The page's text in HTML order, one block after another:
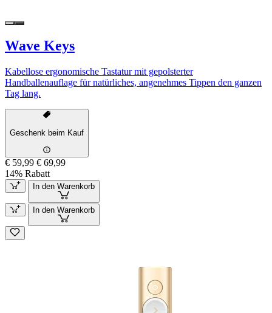
Wave Keys
Kabellose ergonomische Tastatur mit gepolsterter
Handballenauflage für natürliches, angenehmes Tippen den ganzen
Tag lang.
Geschenk beim Kauf
€ 59,99 € 69,99
14% Rabatt
In den Warenkorb
In den Warenkorb